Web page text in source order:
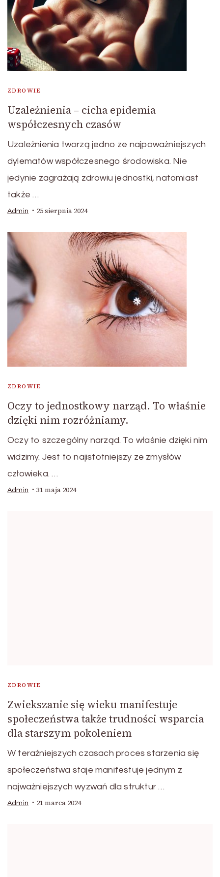
ZDROWIE
Uzależnienia – cicha epidemia
współczesnych czasów
Uzależnienia tworzą jedno ze najpoważniejszych
dylematów współczesnego środowiska. Nie
jedynie zagrażają zdrowiu jednostki, natomiast
także …
Admin 25 sierpnia 2024
ZDROWIE
Oczy to jednostkowy narząd. To właśnie
dzięki nim rozróżniamy.
Oczy to szczególny narząd. To właśnie dzięki nim
widzimy. Jest to najistotniejszy ze zmysłów
człowieka. …
Admin 31 maja 2024
ZDROWIE
Zwiekszanie się wieku manifestuje
społeczeństwa także trudności wsparcia
dla starszym pokoleniem
W teraźniejszych czasach proces starzenia się
społeczeństwa staje manifestuje jednym z
najważniejszych wyzwań dla struktur …
Admin 21 marca 2024